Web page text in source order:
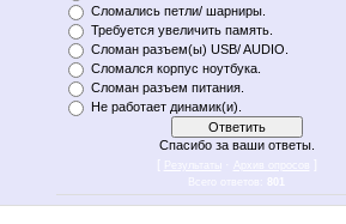
Сломались петли/ шарниры.
Требуется увеличить память.
Сломан разъем(ы) USB/ AUDIO.
Сломался корпус ноутбука.
Сломан разъем питания.
Не работает динамик(и).
Спасибо за ваши ответы.
801